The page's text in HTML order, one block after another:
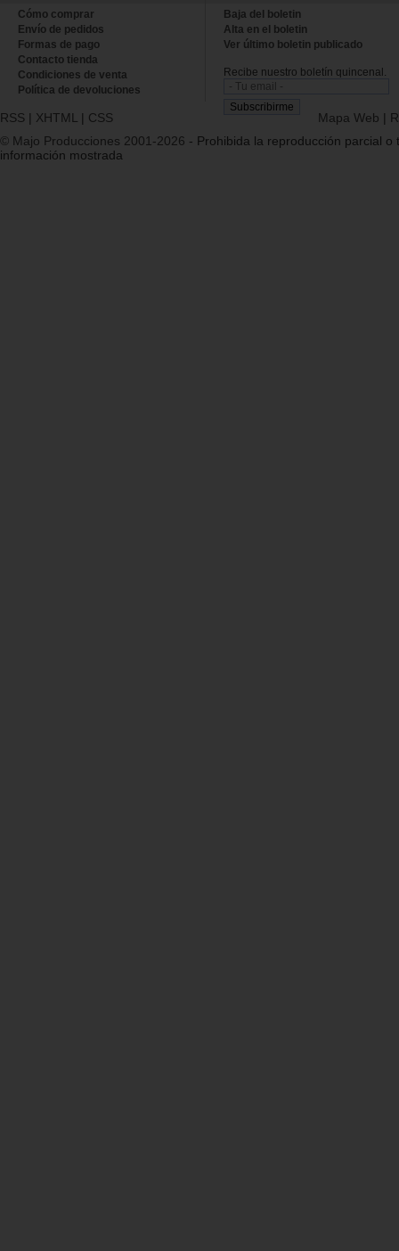
Cómo comprar
Envío de pedidos
Formas de pago
Contacto tienda
Condiciones de venta
Política de devoluciones
Baja del boletin
Alta en el boletin
Ver último boletin publicado
Recibe nuestro boletín quincenal.
RSS | XHTML | CSS Mapa Web |
© Majo Producciones 2001-2026 - Prohibida la reproducción parcial o
información mostrada